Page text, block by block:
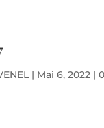
| Mai 6, 2022 |